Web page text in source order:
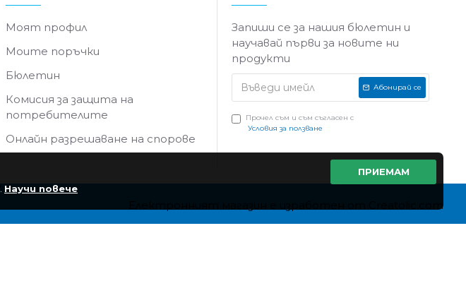
Моят профил
Моите поръчки
Бюлетин
Комисия за защита на
потребителите
Онлайн разрешаване на спорове
Запиши се за нашия бюлетин и
научавай първи за новите ни
продукти
Абонирай се
Прочел съм и съм съгласен с
Условия за ползване
Електронният магазин е изработен от Creatolic.com
ПРИЕМАМ
Научи повече